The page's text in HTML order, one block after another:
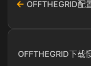
← OFFTHEGRID配
OFFTHEGRID下载